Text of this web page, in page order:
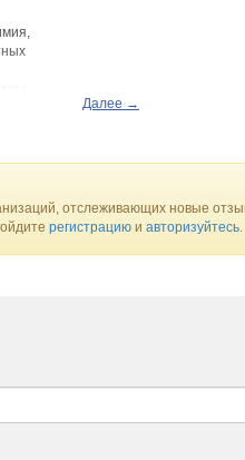
Telegram/WhatsApp)
Далее →
отслеживающих новые
регистрацию и авторизуйтесь.